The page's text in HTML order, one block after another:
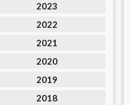
2023
2022
2021
2020
2019
2018